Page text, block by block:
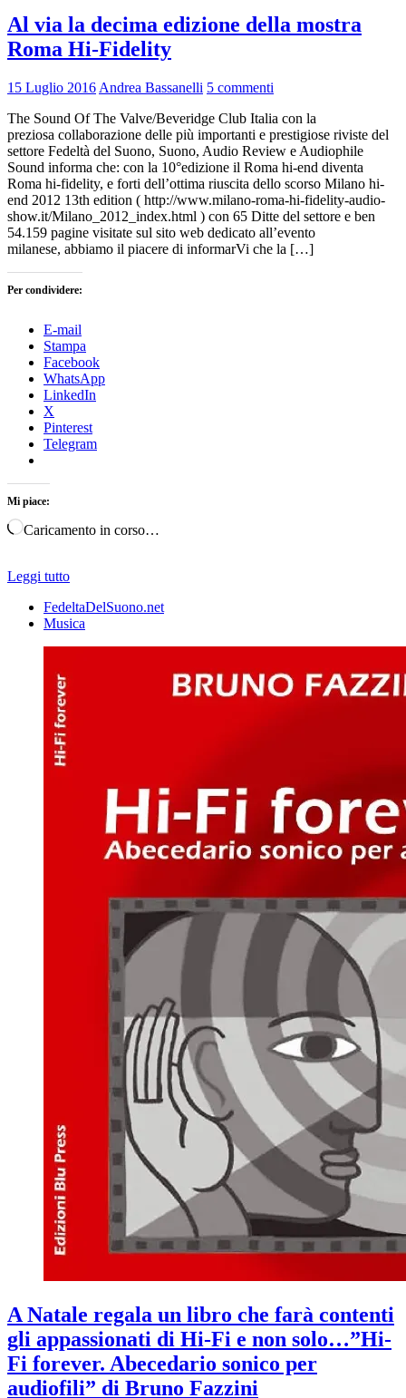
Al via la decima edizione della mostra
Roma Hi-Fidelity
15 Luglio 2016 Andrea Bassanelli 5 commenti
The Sound Of The Valve/Beveridge Club Italia con la
preziosa collaborazione delle più importanti e prestigiose riviste del
settore Fedeltà del Suono, Suono, Audio Review e Audiophile
Sound informa che: con la 10°edizione il Roma hi-end diventa
Roma hi-fidelity, e forti dell’ottima riuscita dello scorso Milano hi-
end 2012 13th edition ( http://www.milano-roma-hi-fidelity-audio-
show.it/Milano_2012_index.html ) con 65 Ditte del settore e ben
54.159 pagine visitate sul sito web dedicato all’evento
milanese, abbiamo il piacere di informarVi che la […]
Per condividere:
E-mail
Stampa
Facebook
WhatsApp
LinkedIn
X
Pinterest
Telegram
Mi piace:
Caricamento in corso…
Leggi tutto
FedeltaDelSuono.net
Musica
A Natale regala un libro che farà contenti
gli appassionati di Hi-Fi e non solo…”Hi-
Fi forever. Abecedario sonico per
audiofili” di Bruno Fazzini